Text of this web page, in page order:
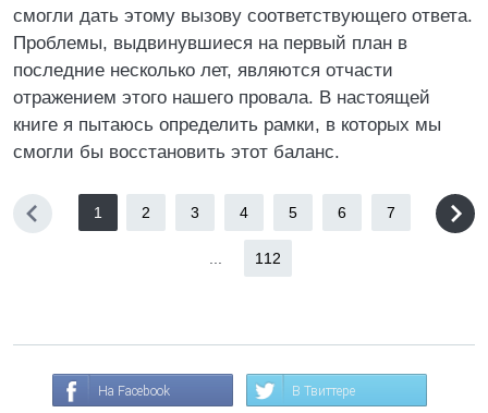
смогли дать этому вызову соответствующего ответа.
Проблемы, выдвинувшиеся на первый план в
последние несколько лет, являются отчасти
отражением этого нашего провала. В настоящей
книге я пытаюсь определить рамки, в которых мы
смогли бы восстановить этот баланс.
1 2 3 4 5 6 7
112
На Facebook В Твиттере